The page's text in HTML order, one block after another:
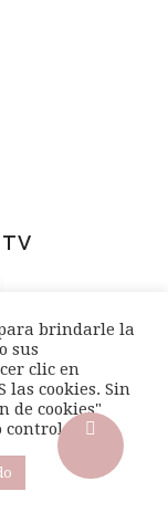
brindarle la
sus
clic en
las cookies. Sin
de cookies"